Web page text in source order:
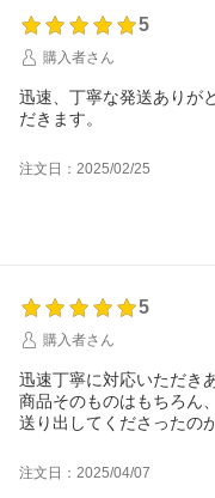
5
購入者さん
迅速、丁寧な発送ありが
だきます。
注文日：2025/02/25
5
購入者さん
迅速丁寧に対応いただき
商品そのものはもちろん
送り出してくださったの
注文日：2025/04/07